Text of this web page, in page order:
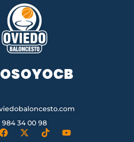
984 34 00 98